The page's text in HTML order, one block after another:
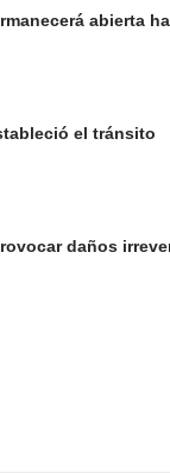
abierta
el tránsito
daños